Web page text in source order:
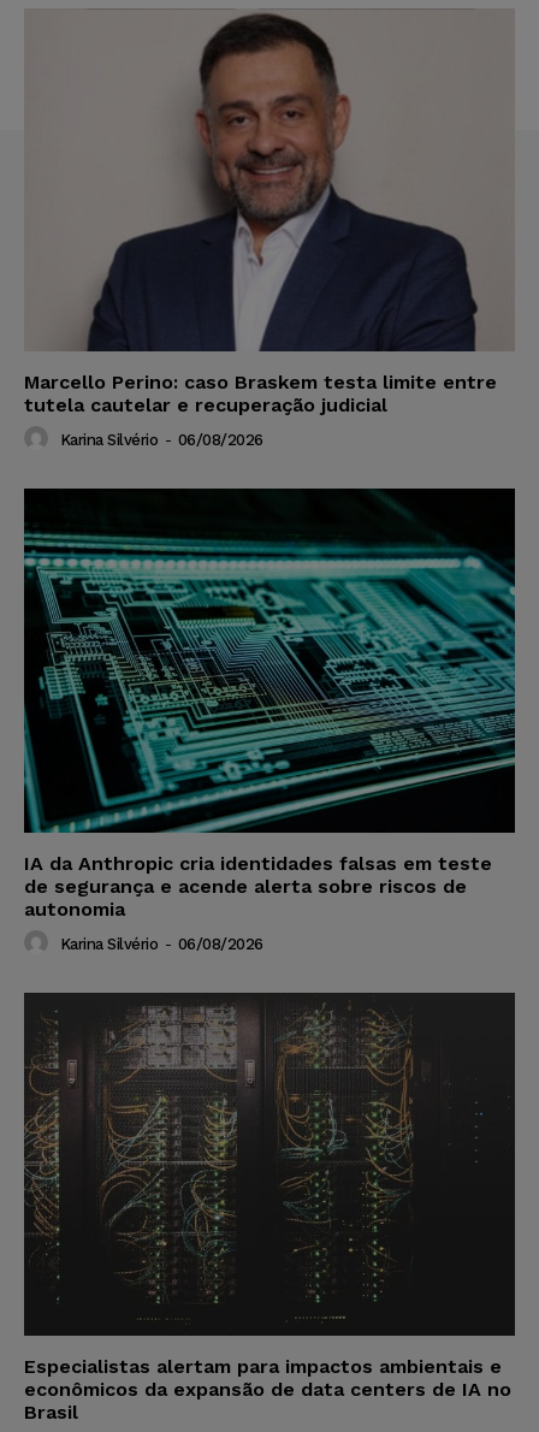
Marcello Perino: caso Braskem testa limite entre
tutela cautelar e recuperação judicial
Karina Silvério - 06/08/2026
IA da Anthropic cria identidades falsas em teste
de segurança e acende alerta sobre riscos de
autonomia
Karina Silvério - 06/08/2026
Especialistas alertam para impactos ambientais e
econômicos da expansão de data centers de IA no
Brasil